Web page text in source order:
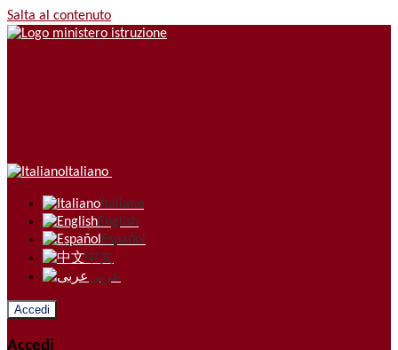
Salta al contenuto
Italiano
Italiano
English
Español
中文
عربى
Accedi
Accedi